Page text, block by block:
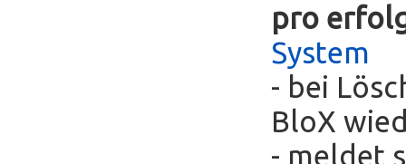
pro
System
- bei
BloX
- meldet